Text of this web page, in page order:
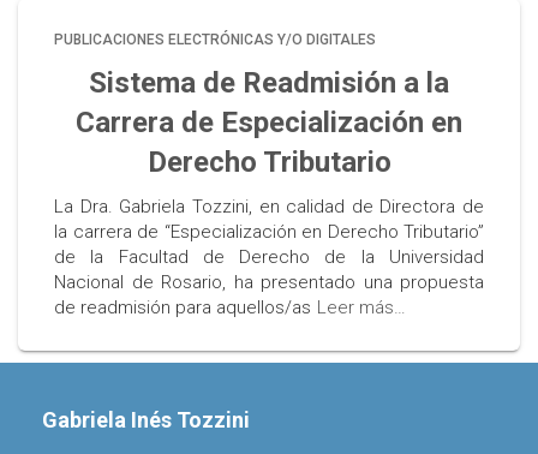
PUBLICACIONES ELECTRÓNICAS Y/O DIGITALES
Sistema de Readmisión a la
Carrera de Especialización en
Derecho Tributario
La Dra. Gabriela Tozzini, en calidad de Directora de
la carrera de “Especialización en Derecho Tributario”
de la Facultad de Derecho de la Universidad
Nacional de Rosario, ha presentado una propuesta
de readmisión para aquellos/as Leer más…
Gabriela Inés Tozzini